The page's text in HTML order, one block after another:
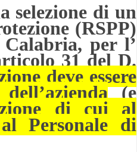
selezione di un
(RSPP)
Calabria, per l’
31 del D.
deve essere
(e
di cui al
Personale di